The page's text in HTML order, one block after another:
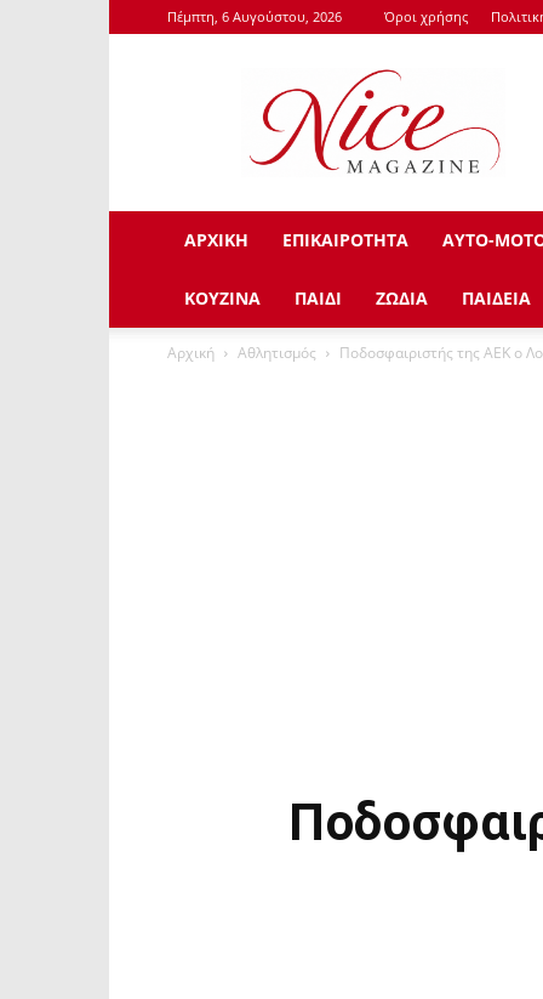
Πέμπτη, 6 Αυγούστου, 2026 Όροι χρήσης
NiceMagazine.Gr
ΑΡΧΙΚΗ ΕΠΙΚΑΙΡΟΤΗΤΑ ΑΥΤΟ-
ΚΟΥΖΙΝΑ ΠΑΙΔΙ ΖΩΔΙΑ ΠΑΙΔΕΙΑ
Αρχική Αθλητισμός Ποδοσφαιριστής της ΑΕΚ ο